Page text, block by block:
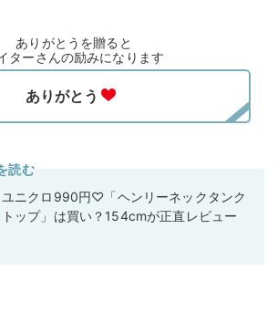
ありがとうを贈ると
ターさんの励みになります
読む
ユニクロ990円♡「ヘンリーネックタンク
トップ」は買い？154cmが正直レビュー